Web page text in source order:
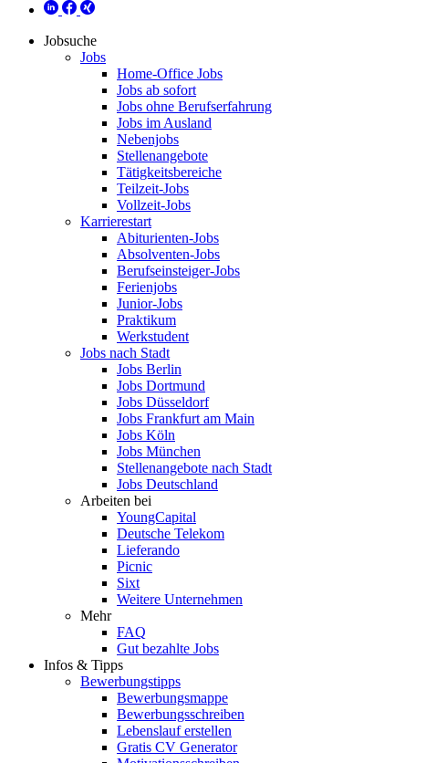
Jobsuche
Jobs
Home-Office Jobs
Jobs ab sofort
Jobs ohne Berufserfahrung
Jobs im Ausland
Nebenjobs
Stellenangebote
Tätigkeitsbereiche
Teilzeit-Jobs
Vollzeit-Jobs
Karrierestart
Abiturienten-Jobs
Absolventen-Jobs
Berufseinsteiger-Jobs
Ferienjobs
Junior-Jobs
Praktikum
Werkstudent
Jobs nach Stadt
Jobs Berlin
Jobs Dortmund
Jobs Düsseldorf
Jobs Frankfurt am Main
Jobs Köln
Jobs München
Stellenangebote nach Stadt
Jobs Deutschland
Arbeiten bei
YoungCapital
Deutsche Telekom
Lieferando
Picnic
Sixt
Weitere Unternehmen
Mehr
FAQ
Gut bezahlte Jobs
Infos & Tipps
Bewerbungstipps
Bewerbungsmappe
Bewerbungsschreiben
Lebenslauf erstellen
Gratis CV Generator